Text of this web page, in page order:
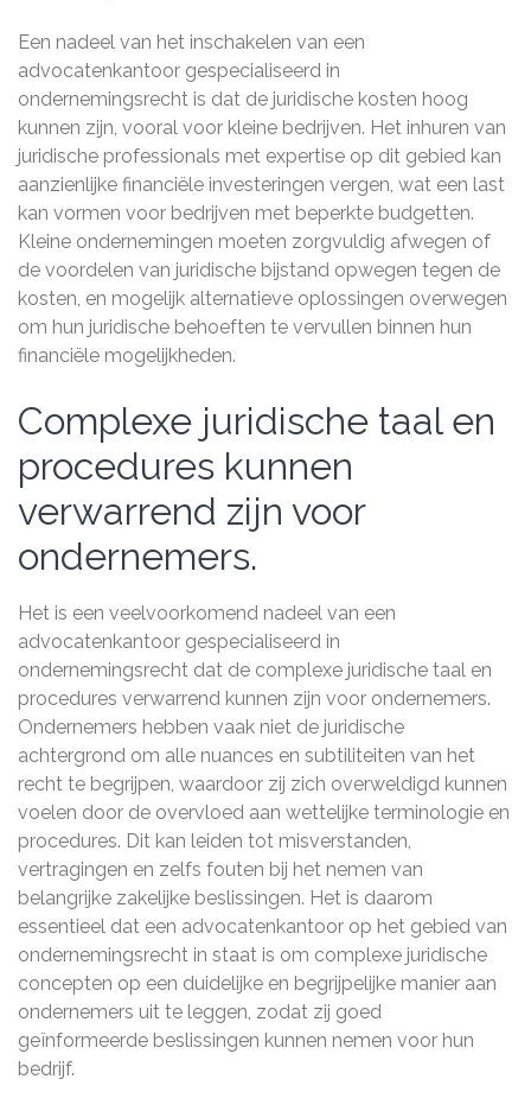
Een nadeel van het inschakelen van een
advocatenkantoor gespecialiseerd in
ondernemingsrecht is dat de juridische kosten hoog
kunnen zijn, vooral voor kleine bedrijven. Het inhuren van
juridische professionals met expertise op dit gebied kan
aanzienlijke financiële investeringen vergen, wat een last
kan vormen voor bedrijven met beperkte budgetten.
Kleine ondernemingen moeten zorgvuldig afwegen of
de voordelen van juridische bijstand opwegen tegen de
kosten, en mogelijk alternatieve oplossingen overwegen
om hun juridische behoeften te vervullen binnen hun
financiële mogelijkheden.
Complexe juridische taal en
procedures kunnen
verwarrend zijn voor
ondernemers.
Het is een veelvoorkomend nadeel van een
advocatenkantoor gespecialiseerd in
ondernemingsrecht dat de complexe juridische taal en
procedures verwarrend kunnen zijn voor ondernemers.
Ondernemers hebben vaak niet de juridische
achtergrond om alle nuances en subtiliteiten van het
recht te begrijpen, waardoor zij zich overweldigd kunnen
voelen door de overvloed aan wettelijke terminologie en
procedures. Dit kan leiden tot misverstanden,
vertragingen en zelfs fouten bij het nemen van
belangrijke zakelijke beslissingen. Het is daarom
essentieel dat een advocatenkantoor op het gebied van
ondernemingsrecht in staat is om complexe juridische
concepten op een duidelijke en begrijpelijke manier aan
ondernemers uit te leggen, zodat zij goed
geïnformeerde beslissingen kunnen nemen voor hun
bedrijf.